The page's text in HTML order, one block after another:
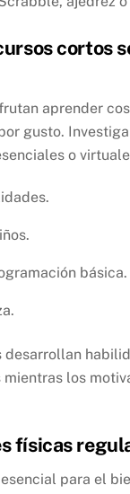
cortos
aprender
gusto.
o
básica.
desarrollan
los
físicas
para el